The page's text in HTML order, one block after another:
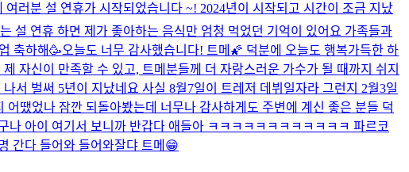
여러분 설 연휴가 시작되었습니다 ~! 2024년이 시작되고 시간이 조금 지났
설 연휴 하면 제가 좋아하는 음식만 엄청 먹었던 기억이 있어요 가족들과
축하해🥳오늘도 너무 감사했습니다! 트메🌠 덕분에 오늘도 행복가득한 하
자신이 만족할 수 있고, 트메분들께 더 자랑스러운 가수가 될 때까지 쉬지
서 벌써 5년이 지났네요 사실 8월7일이 트레저 데뷔일자라 그런지 2월3일
땠었나 잠깐 되돌아봤는데 너무나 감사하게도 주변에 계신 좋은 분들 덕
나 아이 여기서 보니까 반갑다 애들아 ㅋㅋㅋㅋㅋㅋㅋㅋㅋㅋㅋㅋ 파르코
간다 들어와 들어와잘댜 트메😁